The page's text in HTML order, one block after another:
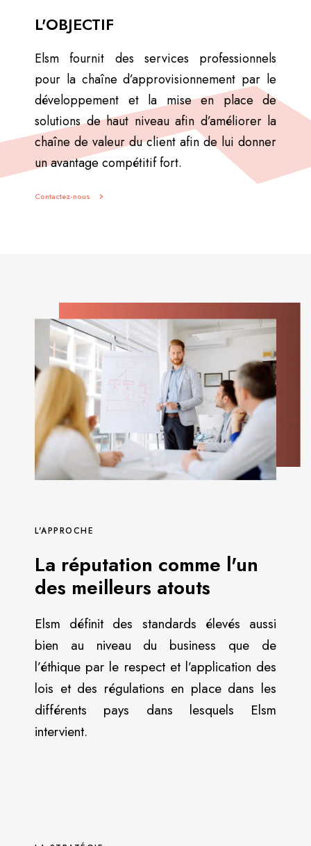
L'OBJECTIF
Elsm fournit des services professionnels
pour la chaîne d’approvisionnement par le
développement et la mise en place de
solutions de haut niveau afin d’améliorer la
chaîne de valeur du client afin de lui donner
un avantage compétitif fort.
Contactez-nous
L'APPROCHE
La réputation comme l'un
des meilleurs atouts
Elsm définit des standards élevés aussi
bien au niveau du business que de
l’éthique par le respect et l’application des
lois et des régulations en place dans les
différents pays dans lesquels Elsm
intervient.